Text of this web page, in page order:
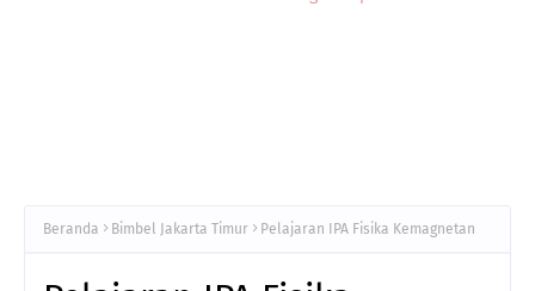
Beranda Bimbel Jakarta Timur Pelajaran IPA Fisika Kemagnetan